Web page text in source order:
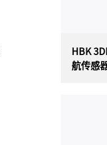
HBK
航传感